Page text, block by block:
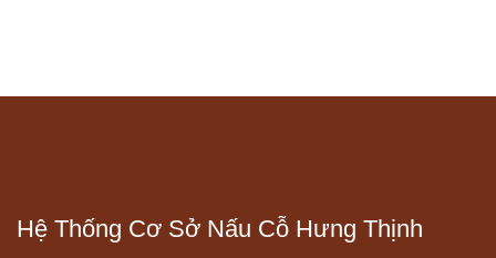
Hệ Thống Cơ Sở Nấu Cỗ Hưng Thịnh